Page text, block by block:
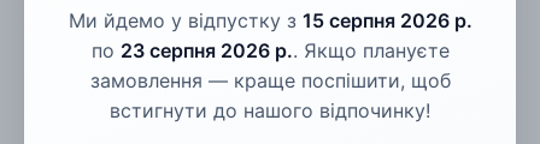
Ми йдемо у відпустку з 15 серпня 2026 р.
по 23 серпня 2026 р.. Якщо плануєте
замовлення — краще поспішити, щоб
встигнути до нашого відпочинку!